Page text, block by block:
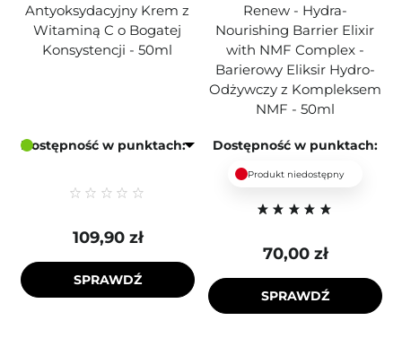
Antyoksydacyjny Krem z
Witaminą C o Bogatej
Konsystencji - 50ml
Dostępność w punktach:
109,90 zł
SPRAWDŹ
Renew - Hydra-
Nourishing Barrier Elixir
with NMF Complex -
Barierowy Eliksir Hydro-
Odżywczy z Kompleksem
NMF - 50ml
Dostępność w punktach:
Produkt niedostępny
70,00 zł
SPRAWDŹ